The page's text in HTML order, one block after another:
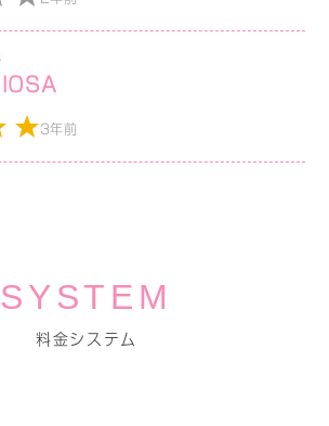
3年前
SYSTEM
料金システム